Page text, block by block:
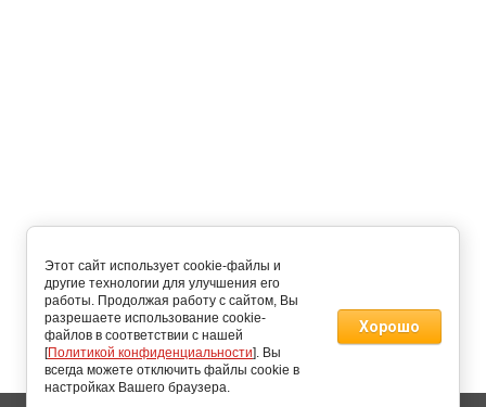
Этот сайт использует cookie-файлы и
другие технологии для улучшения его
работы. Продолжая работу с сайтом, Вы
разрешаете использование cookie-
файлов в соответствии с нашей
[Политикой конфиденциальности]. Вы
всегда можете отключить файлы cookie в
настройках Вашего браузера.
Хорошо